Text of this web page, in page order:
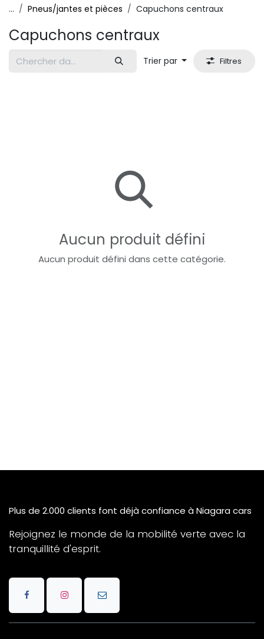
... Pneus/jantes et pièces Capuchons centraux
Capuchons centraux
Trier par Filtres
Aucun produit défini
Aucun produit défini dans cette catégorie.
Plus de 2.000 clients font déjà confiance à Niagara cars
Rejoignez le monde de la mobilité verte avec la
tranquillité d'esprit.